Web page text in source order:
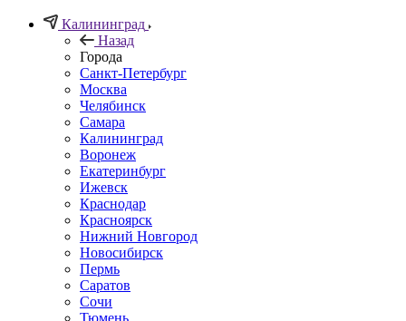
Калининград
Назад
Города
Санкт-Петербург
Москва
Челябинск
Самара
Калининград
Воронеж
Екатеринбург
Ижевск
Краснодар
Красноярск
Нижний Новгород
Новосибирск
Пермь
Саратов
Сочи
Тюмень